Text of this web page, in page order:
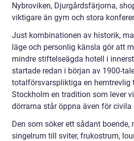
Nybroviken, Djurgårdsfärjorna,
viktigare än gym och stora
Just kombinationen av historik,
läge och personlig känsla gör att
mindre stiftelseägda hotell i
startade redan i början av 1900-
totalförsvarspliktiga en hemtrevlig
Stockholm en tradition som lever
dörrarna står öppna även för civila
Den som söker ett sådant boende,
singelrum till sviter, frukostrum,